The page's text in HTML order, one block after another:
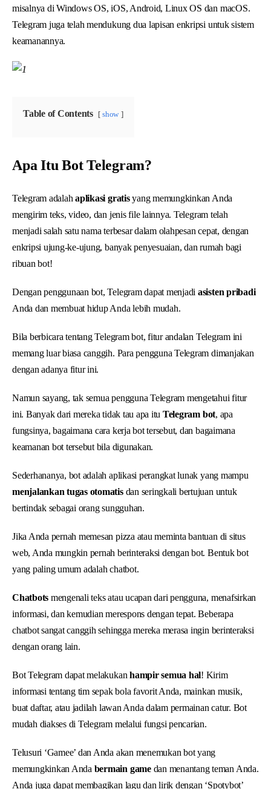
misalnya di Windows OS, iOS, Android, Linux OS dan macOS.
Telegram juga telah mendukung dua lapisan enkripsi untuk sistem
keamanannya.
Table of Contents show
Apa Itu Bot Telegram?
Telegram adalahaplikasi gratisyang memungkinkan Anda
mengirim teks, video, dan jenis file lainnya. Telegram telah
menjadi salah satu nama terbesar dalam olahpesan cepat, dengan
enkripsi ujung-ke-ujung, banyak penyesuaian, dan rumah bagi
ribuan bot!
Dengan penggunaan bot, Telegram dapat menjadi asisten pribadi
Anda dan membuat hidup Anda lebih mudah.
Bila berbicara tentang Telegram bot, fitur andalan Telegram ini
memang luar biasa canggih. Para pengguna Telegram dimanjakan
dengan adanya fitur ini.
Namun sayang, tak semua pengguna Telegram mengetahui fitur
ini. Banyak dari mereka tidak tau apa itu Telegram bot, apa
fungsinya, bagaimana cara kerja bot tersebut, dan bagaimana
keamanan bot tersebut bila digunakan.
Sederhananya, bot adalah aplikasi perangkat lunak yang mampu
menjalankan tugas otomatisdan seringkali bertujuan untuk
bertindak sebagai orang sungguhan.
Jika Anda pernah memesan pizza atau meminta bantuan di situs
web, Anda mungkin pernah berinteraksi dengan bot. Bentuk bot
yang paling umum adalah chatbot.
Chatbots mengenali teks atau ucapan dari pengguna, menafsirkan
informasi, dan kemudian merespons dengan tepat. Beberapa
chatbot sangat canggih sehingga mereka merasa ingin berinteraksi
dengan orang lain.
Bot Telegram dapat melakukanhampir semua hal! Kirim
informasi tentang tim sepak bola favorit Anda, mainkan musik,
buat daftar, atau jadilah lawan Anda dalam permainan catur. Bot
mudah diakses di Telegram melalui fungsi pencarian.
Telusuri ‘Gamee’ dan Anda akan menemukan bot yang
memungkinkan Anda bermain gamedan menantang teman Anda.
Anda juga dapat membagikan lagu dan lirik dengan ‘Spotybot’